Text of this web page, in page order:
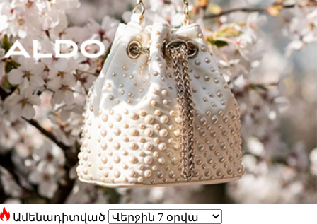
Ամենադիտված